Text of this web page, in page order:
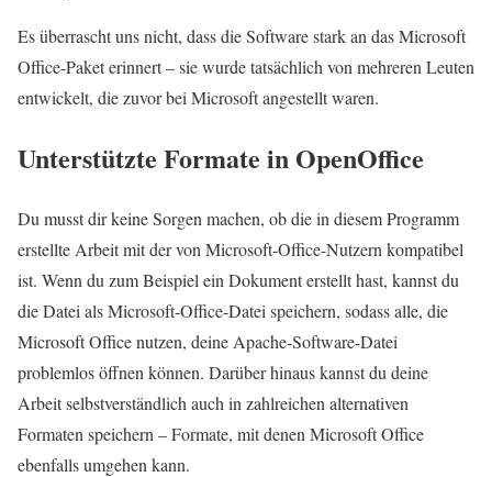
Es überrascht uns nicht, dass die Software stark an das Microsoft
Office-Paket erinnert – sie wurde tatsächlich von mehreren Leuten
entwickelt, die zuvor bei Microsoft angestellt waren.
Unterstützte Formate in OpenOffice
Du musst dir keine Sorgen machen, ob die in diesem Programm
erstellte Arbeit mit der von Microsoft-Office-Nutzern kompatibel
ist. Wenn du zum Beispiel ein Dokument erstellt hast, kannst du
die Datei als Microsoft-Office-Datei speichern, sodass alle, die
Microsoft Office nutzen, deine Apache-Software-Datei
problemlos öffnen können. Darüber hinaus kannst du deine
Arbeit selbstverständlich auch in zahlreichen alternativen
Formaten speichern – Formate, mit denen Microsoft Office
ebenfalls umgehen kann.